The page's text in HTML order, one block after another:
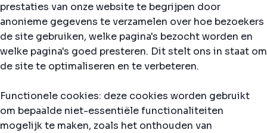
prestaties van onze website te begrijpen door
anonieme gegevens te verzamelen over hoe bezoekers
de site gebruiken, welke pagina's bezocht worden en
welke pagina's goed presteren. Dit stelt ons in staat om
de site te optimaliseren en te verbeteren.
Functionele cookies: deze cookies worden gebruikt
om bepaalde niet-essentiële functionaliteiten
mogelijk te maken, zoals het onthouden van